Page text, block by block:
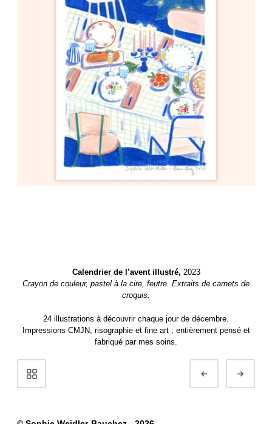
Calendrier de l’avent illustré, 2023
Crayon de couleur, pastel à la cire, feutre. Extraits de carnets de
croquis.
24 illustrations à découvrir chaque jour de décembre.
Impressions CMJN, risographie et fine art ; entièrement pensé et
fabriqué par mes soins.
Navigation
de
Portfolio